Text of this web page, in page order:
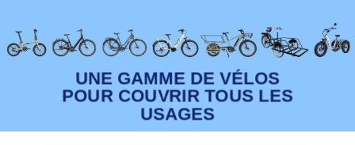
UNE GAMME DE VÉLOS
POUR COUVRIR TOUS LES
USAGES